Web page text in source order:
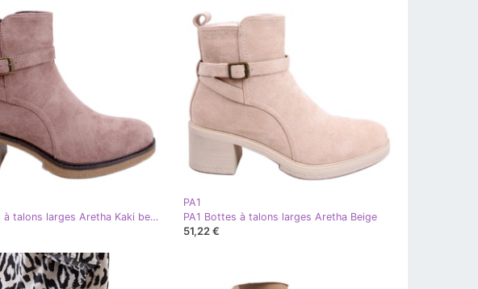
PA1 Bottes à talons larges Aretha Kaki beige
PA1
PA1 Bottes à talons larges Aretha Beige
51,22 €